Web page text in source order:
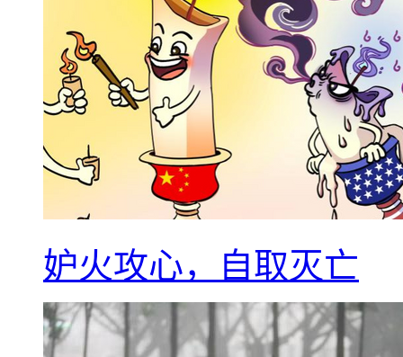
妒火攻心，自取灭亡